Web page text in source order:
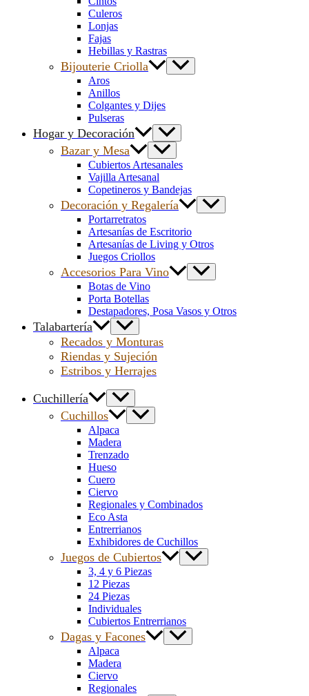
Culeros
Lonjas
Fajas
Hebillas y Rastras
Bijouterie Criolla
Aros
Anillos
Colgantes y Dijes
Pulseras
Hogar y Decoración
Bazar y Mesa
Cubiertos Artesanales
Vajilla Artesanal
Copetineros y Bandejas
Decoración y Regalería
Portarretratos
Artesanías de Escritorio
Artesanías de Living y Otros
Juegos Criollos
Accesorios Para Vino
Botas de Vino
Porta Botellas
Destapadores, Posa Vasos y Otros
Talabartería
Recados y Monturas
Riendas y Sujeción
Estribos y Herrajes
Cuchillería
Cuchillos
Alpaca
Madera
Trenzado
Hueso
Cuero
Ciervo
Regionales y Combinados
Eco Asta
Entrerrianos
Exhibidores de Cuchillos
Juegos de Cubiertos
3, 4 y 6 Piezas
12 Piezas
24 Piezas
Individuales
Cubiertos Entrerrianos
Dagas y Facones
Alpaca
Madera
Ciervo
Regionales